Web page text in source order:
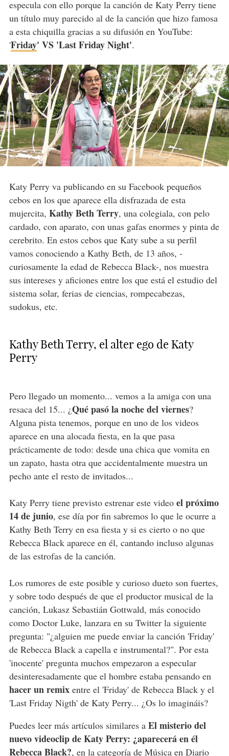
especula con ello porque la canción de Katy Perry tiene
un título muy parecido al de la canción que hizo famosa
a esta chiquilla gracias a su difusión en YouTube:
'Friday' VS 'Last Friday Night'.
Katy Perry va publicando en su Facebook pequeños
cebos en los que aparece ella disfrazada de esta
mujercita, Kathy Beth Terry, una colegiala, con pelo
cardado, con aparato, con unas gafas enormes y pinta de
cerebrito. En estos cebos que Katy sube a su perfil
vamos conociendo a Kathy Beth, de 13 años, -
curiosamente la edad de Rebecca Black-, nos muestra
sus intereses y aficiones entre los que está el estudio del
sistema solar, ferias de ciencias, rompecabezas,
sudokus, etc.
Kathy Beth Terry, el alter ego de Katy
Perry
Pero llegado un momento... vemos a la amiga con una
resaca del 15... ¿Qué pasó la noche del viernes?
Alguna pista tenemos, porque en uno de los videos
aparece en una alocada fiesta, en la que pasa
prácticamente de todo: desde una chica que vomita en
un zapato, hasta otra que accidentalmente muestra un
pecho ante el resto de invitados...
Katy Perry tiene previsto estrenar este video el próximo
14 de junio, ese día por fin sabremos lo que le ocurre a
Kathy Beth Terry en esa fiesta y si es cierto o no que
Rebecca Black aparece en él, cantando incluso algunas
de las estrofas de la canción.
Los rumores de este posible y curioso dueto son fuertes,
y sobre todo después de que el productor musical de la
canción, Lukasz Sebastián Gottwald, más conocido
como Doctor Luke, lanzara en su Twitter la siguiente
pregunta: "¿alguien me puede enviar la canción 'Friday'
de Rebecca Black a capella e instrumental?". Por esta
'inocente' pregunta muchos empezaron a especular
desinteresadamente que el hombre estaba pensando en
hacer un remixentre el 'Friday' de Rebecca Black y el
'Last Friday Nigth' de Katy Perry... ¿Os lo imagináis?
Puedes leer más artículos similares a El misterio del
nuevo videoclip de Katy Perry: ¿aparecerá en él
Rebecca Black?, en la categoría de Músicaen Diario